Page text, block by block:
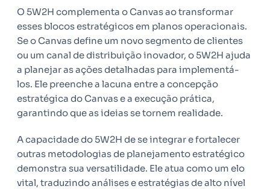
O 5W2H complementa o Canvas ao transformar
esses blocos estratégicos em planos operacionais.
Se o Canvas define um novo segmento de clientes
ou um canal de distribuição inovador, o 5W2H ajuda
a planejar as ações detalhadas para implementá-
los. Ele preenche a lacuna entre a concepção
estratégica do Canvas e a execução prática,
garantindo que as ideias se tornem realidade.
A capacidade do 5W2H de se integrar e fortalecer
outras metodologias de planejamento estratégico
demonstra sua versatilidade. Ele atua como um elo
vital, traduzindo análises e estratégias de alto nível